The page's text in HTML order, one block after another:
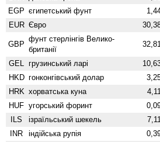
EGP єгипетський фунт
EUR Євро
GBP
фунт стерлінгів Велико­
британії
GEL грузинський ларі
HKD гонконгівський долар
HRK хорватська куна
HUF угорський форинт
ILS ізраїльський шекель
INR індійська рупія